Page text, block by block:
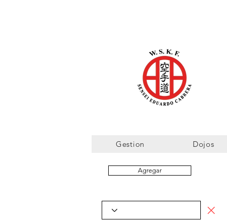
Gestion Dojos
Agregar